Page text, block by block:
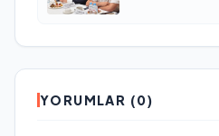
YORUMLAR (0)